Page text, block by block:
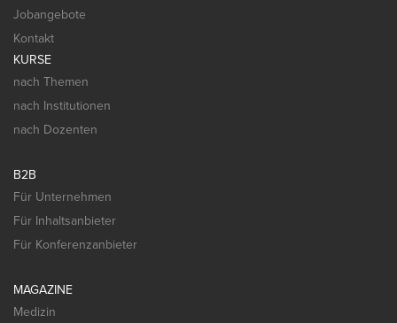
Jobangebote
Kontakt
KURSE
nach Themen
nach Institutionen
nach Dozenten
B2B
Für Unternehmen
Für Inhaltsanbieter
Für Konferenzanbieter
MAGAZINE
Medizin